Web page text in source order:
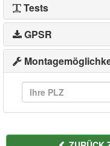
Tests
GPSR